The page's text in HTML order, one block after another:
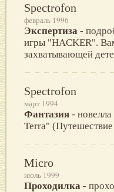
Spectrofon
февраль 1996
Экспертиза -
игры "HACKER".
захватывающей
Spectrofon
март 1994
Фантазия -
Terra"
Micro
июль 1999
Проходилка -